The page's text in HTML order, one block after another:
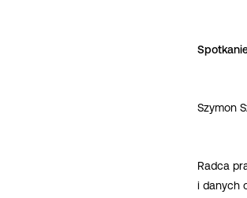
Szymon
Radca
i danych